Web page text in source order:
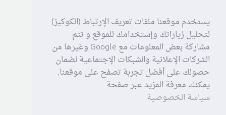
يستخدم موقعنا ملفات تعريف الإرتباط (الكوكيز)
لتحليل زياراتك وإستخدامك للموقع و تتم
مشاركة بعض المعلومات مع Google وغيرها من
الشركات الإعلانية والشبكات الإجتماعية لضمان
حصولك على أفضل تجربة تصفح على موقعنا,
يمكنك معرفة المزيد عبر صفحة
سياسة الخصوصية